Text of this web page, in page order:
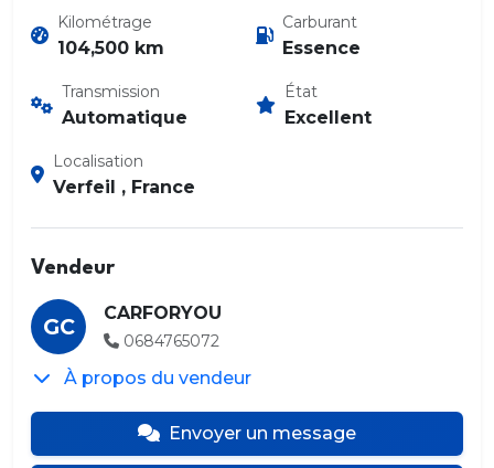
Kilométrage
104,500 km
Carburant
Essence
Transmission
Automatique
État
Excellent
Localisation
Verfeil , France
Vendeur
GC
CARFORYOU
0684765072
À propos du vendeur
Envoyer un message